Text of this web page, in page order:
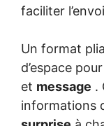
faciliter
Un format
d’espace
et message .
informations